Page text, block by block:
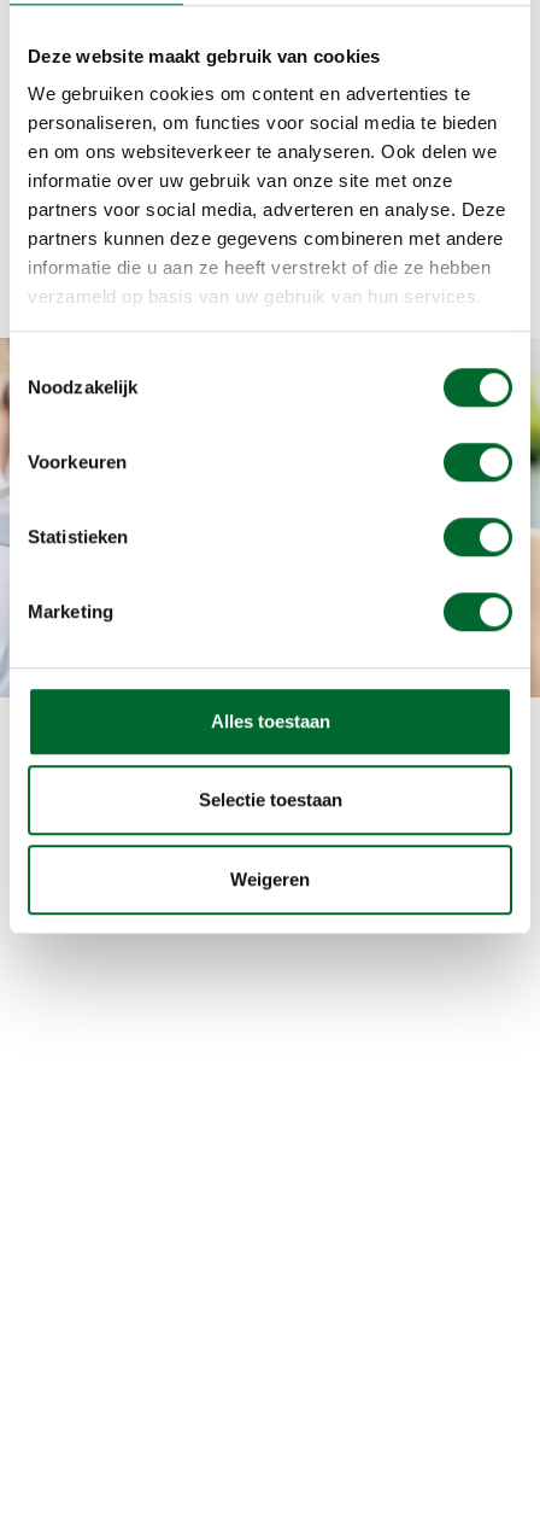
Deze website maakt gebruik van cookies
We gebruiken cookies om content en advertenties te
personaliseren, om functies voor social media te bieden
en om ons websiteverkeer te analyseren. Ook delen we
informatie over uw gebruik van onze site met onze
partners voor social media, adverteren en analyse. Deze
partners kunnen deze gegevens combineren met andere
informatie die u aan ze heeft verstrekt of die ze hebben
verzameld op basis van uw gebruik van hun services.
Noodzakelijk
Voorkeuren
Statistieken
Marketing
Alles toestaan
Selectie toestaan
Weigeren
Echografie